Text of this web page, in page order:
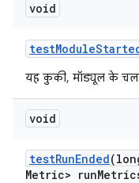
void
testModule
यह कुकी, मॉड्यूल के
void
testRunEnded
Metric> run